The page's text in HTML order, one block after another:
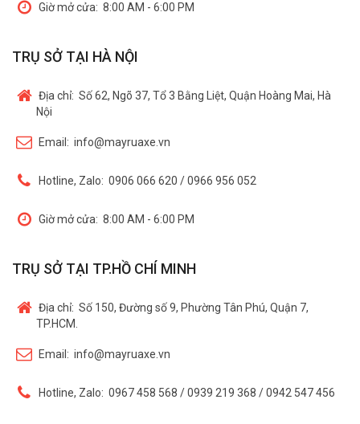
Giờ mở cửa: 8:00 AM - 6:00 PM
TRỤ SỞ TẠI HÀ NỘI
Địa chỉ: Số 62, Ngõ 37, Tổ 3 Bằng Liệt, Quận Hoàng Mai, Hà
Nội
Email: info@mayruaxe.vn
Hotline, Zalo: 0906 066 620 / 0966 956 052
Giờ mở cửa: 8:00 AM - 6:00 PM
TRỤ SỞ TẠI TP.HỒ CHÍ MINH
Địa chỉ: Số 150, Đường số 9, Phường Tân Phú, Quận 7,
TP.HCM.
Email: info@mayruaxe.vn
Hotline, Zalo: 0967 458 568 / 0939 219 368 / 0942 547 456